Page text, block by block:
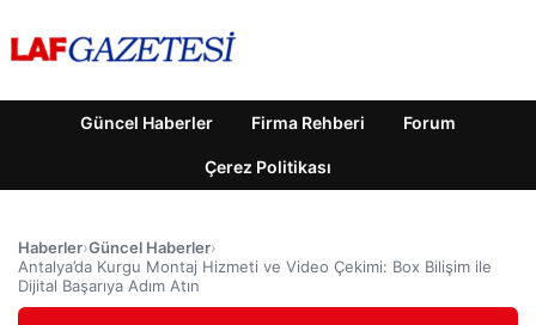
Güncel Haberler Firma Rehberi Forum
Çerez Politikası
Haberler›Güncel Haberler›
Antalya’da Kurgu Montaj Hizmeti ve Video Çekimi: Box Bilişim ile
Dijital Başarıya Adım Atın